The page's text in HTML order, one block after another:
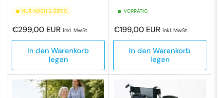
NUR NOCH 2 ÜBRIG
Normaler
Preis
€299,00 EUR inkl. MwSt.
In den Warenkorb
legen
VORRÄTIG
Normaler
Preis
€199,00 EUR inkl. MwSt.
In den Warenkorb
legen